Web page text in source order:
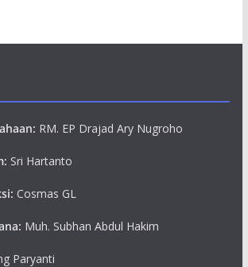
RM. EP Drajad Ary Nugroho
Sri Hartanto
Cosmas GL
Muh. Subhan Abdul Hakim
Paryanti